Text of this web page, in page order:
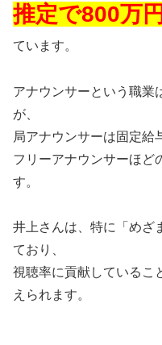
推定で800万
ています。
アナウンサーという職業
が、
局アナウンサーは固定給
フリーアナウンサーほど
す。
井上さんは、特に「めざ
ており、
視聴率に貢献しているこ
えられます。